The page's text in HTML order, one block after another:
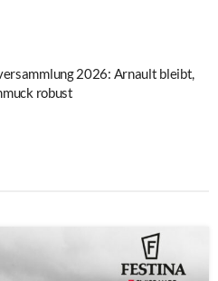
2026: Arnault bleibt,
robust